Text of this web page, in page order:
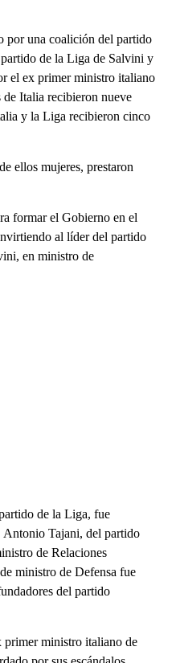
por una coalición del partido
de la Liga de Salvini y
el ex primer ministro italiano
Italia recibieron nueve
y la Liga recibieron cinco
ellos mujeres, prestaron
formar el Gobierno en el
al líder del partido
en ministro de
de la Liga, fue
Tajani, del partido
de Relaciones
ministro de Defensa fue
del partido
ministro italiano de